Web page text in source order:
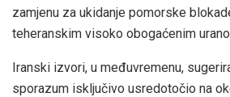
zamjenu za ukidanje pomorske
teheranskim visoko obogaćenim
Iranski izvori, u međuvremenu,
sporazum isključivo usredotočio na